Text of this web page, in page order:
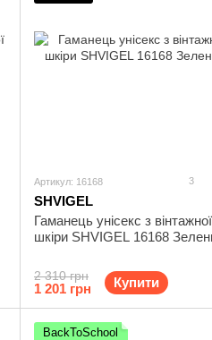
Артикул: 16168 3
SHVIGEL
Гаманець унісекс з вінтажної
шкіри SHVIGEL 16168
2 310 грн
1 201 грн Купити
BackToSchool